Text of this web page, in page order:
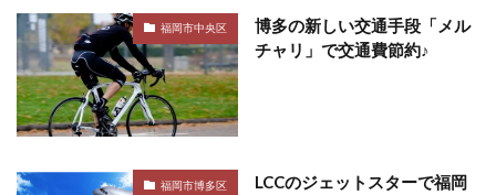
福岡市中央区
博多の新しい交通手段「メル
チャリ」で交通費節約♪
福岡市博多区
LCCのジェットスターで福岡